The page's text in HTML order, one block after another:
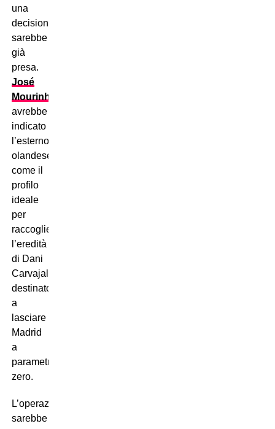
una
decisione
sarebbe
già
presa.
José
Mourinho
avrebbe
indicato
l’esterno
olandese
come il
profilo
ideale
per
raccogliere
l’eredità
di Dani
Carvajal,
destinato
a
lasciare
Madrid
a
parametro
zero.
L’operazione
sarebbe